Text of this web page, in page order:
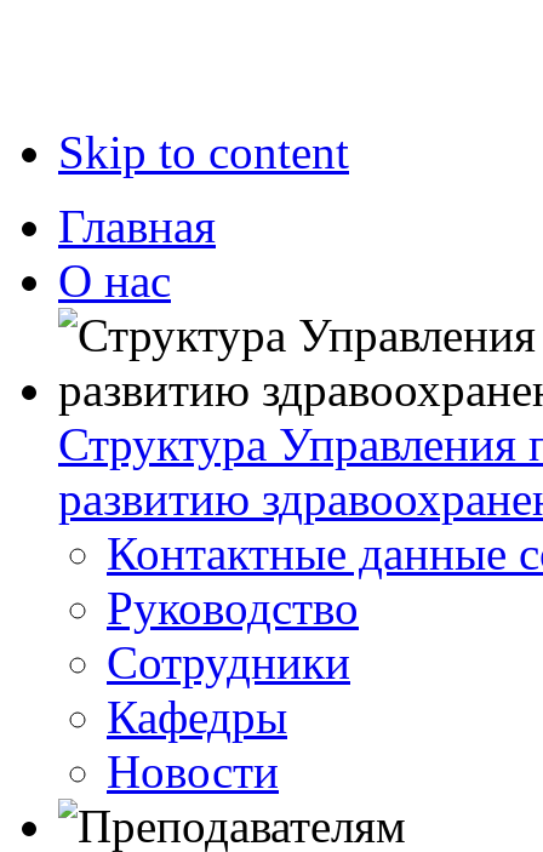
Skip to content
Главная
О нас
Структура
развитию
Контактные данные
Руководство
Сотрудники
Кафедры
Новости